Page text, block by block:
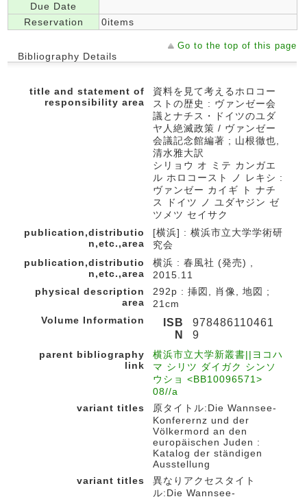
Due Date
Reservation
0items
Go to the top of this page
Bibliography Details
title and statement of
responsibility area
資料を見て考えるホロコー
ストの歴史 : ヴァンゼー会
議とナチス・ドイツのユダ
ヤ人絶滅政策 / ヴァンゼー
会議記念館編著 ; 山根徹也,
清水雅大訳
シリョウ オ ミテ カンガエ
ル ホロコースト ノ レキシ :
ヴァンゼー カイギ ト ナチ
ス ドイツ ノ ユダヤジン ゼ
ツメツ セイサク
publication,distributio
n,etc.,area
[横浜] : 横浜市立大学学術研
究会
publication,distributio
n,etc.,area
横浜 : 春風社 (発売) ,
2015.11
physical description
area
292p : 挿図, 肖像, 地図 ;
21cm
Volume Information
ISB
N
978486110461
9
parent bibliography
link
横浜市立大学新叢書||ヨコハ
マ シリツ ダイガク シンソ
ウショ <BB10096571>
08//a
variant titles
原タイトル:Die Wannsee-
Konferernz und der
Völkermord an den
europäischen Juden :
Katalog der ständigen
Ausstellung
variant titles
異なりアクセスタイト
ル:Die Wannsee-